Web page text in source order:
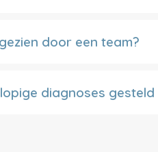
door een team?
diagnoses